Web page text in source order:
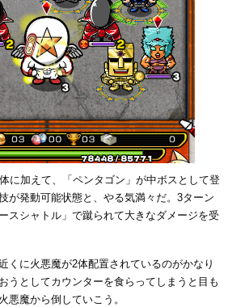
に加えて、「ペンタゴン」が中ボスとして登
が発動可能状態と、やる気満々だ。3ターン
スシャトル」で蹴られて大きなダメージを受
くに火悪魔が2体配置されているのがかなり
うとしてカウンターを食らってしまうと目も
悪魔から倒していこう。